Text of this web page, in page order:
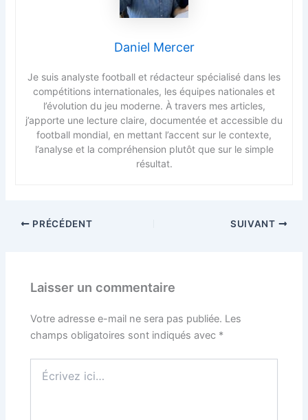
Daniel Mercer
Je suis analyste football et rédacteur spécialisé dans les
compétitions internationales, les équipes nationales et
l’évolution du jeu moderne. À travers mes articles,
j’apporte une lecture claire, documentée et accessible du
football mondial, en mettant l’accent sur le contexte,
l’analyse et la compréhension plutôt que sur le simple
résultat.
PRÉCÉDENT SUIVANT
Laisser un commentaire
Votre adresse e-mail ne sera pas publiée. Les
champs obligatoires sont indiqués avec *
ici…